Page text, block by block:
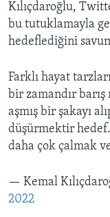
Kılıçdaroğlu,
bu tutuklamayla
hedeflediğini
Farklı hayat
bir zamandır
aşmış bir şakayı
düşürmektir
daha çok çalmak
— Kemal
2022